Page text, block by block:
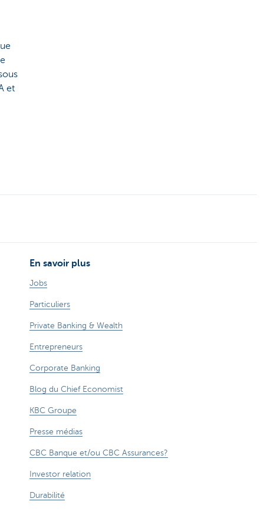
et
En savoir plus
Jobs
Particuliers
Private Banking & Wealth
Entrepreneurs
Corporate Banking
Blog du Chief Economist
KBC Groupe
Presse médias
CBC Banque et/ou CBC Assurances?
Investor relation
Durabilité